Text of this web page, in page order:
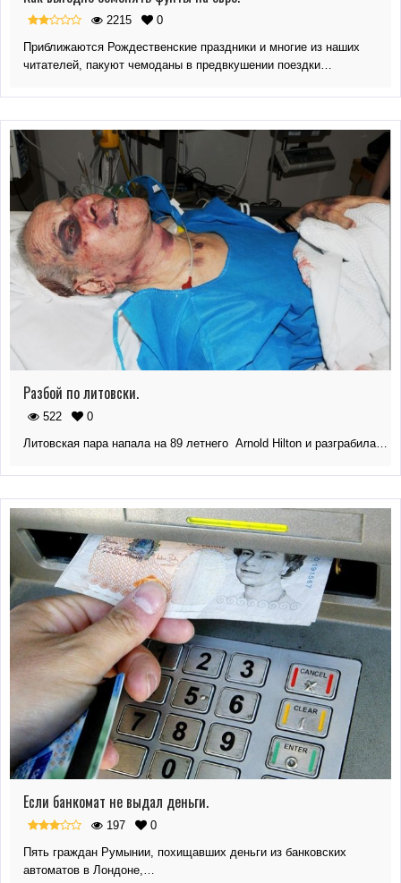
2215
0
Приближаются Рождественские праздники и многие из наших
читателей, пакуют чемоданы в предвкушении поездки…
Разбой по литовски.
522
0
Литовская пара напала на 89 летнего Arnold Hilton и разграбила…
Если банкомат не выдал деньги.
197
0
Пять граждан Румынии, похищавших деньги из банковских
автоматов в Лондоне,…